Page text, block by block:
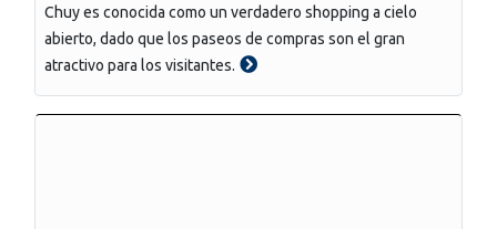
Chuy es conocida como un verdadero shopping a cielo
abierto, dado que los paseos de compras son el gran
atractivo para los visitantes.